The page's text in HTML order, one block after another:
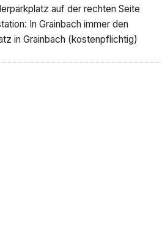
auf der rechten Seite
In Grainbach immer den
in Grainbach (kostenpflichtig)